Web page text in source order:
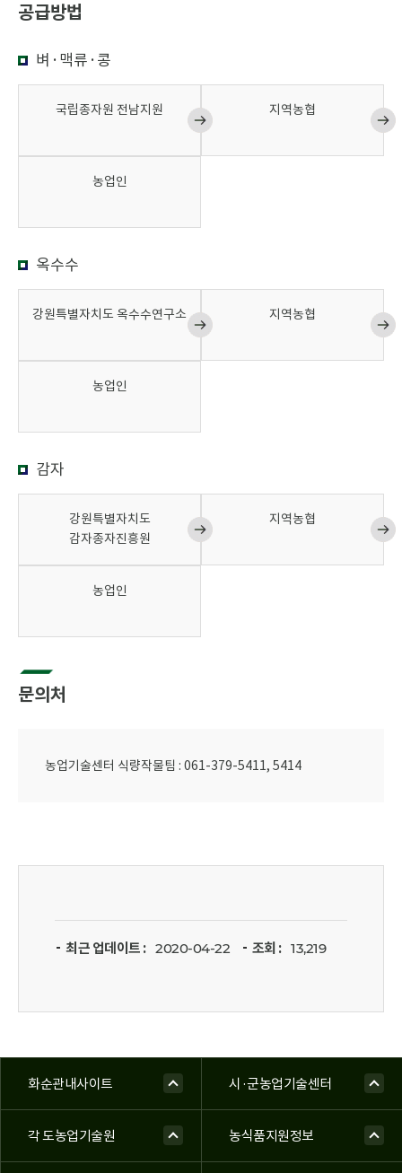
공급방법
벼·맥류·콩
국립종자원 전남지원 지역농협
농업인
옥수수
강원특별자치도 옥수수연구소 지역농협
농업인
감자
강원특별자치도
감자종자진흥원
지역농협
농업인
문의처
농업기술센터 식량작물팀 : 061-379-5411, 5414
최근 업데이트 : 2020-04-22 조회 : 13,219
화순관내사이트 시·군농업기술센터
각 도농업기술원 농식품지원정보